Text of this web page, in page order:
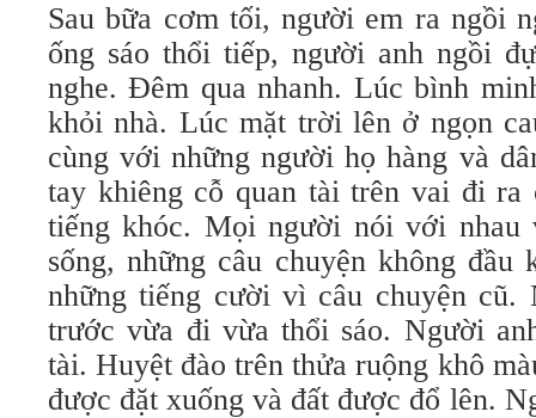
Sau bữa cơm tối, người em ra ngồi
ống sáo thổi tiếp, người anh ngồi
nghe. Đêm qua nhanh. Lúc bình
khỏi nhà. Lúc mặt trời lên ở ngọn
cùng với những người họ hàng và
tay khiêng cỗ quan tài trên vai đi ra
tiếng khóc. Mọi người nói với nhau
sống, những câu chuyện không đầu
những tiếng cười vì câu chuyện cũ.
trước vừa đi vừa thổi sáo. Người
tài. Huyệt đào trên thửa ruộng khô
được đặt xuống và đất được đổ lên.